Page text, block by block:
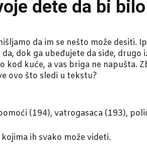
dete da bi
da im se nešto može desiti.
dok ga ubeđujete da siđe,
kuće, a vas briga ne napušta.
ovo što sledi u tekstu?
(194), vatrogasaca (193),
ih svako može videti.